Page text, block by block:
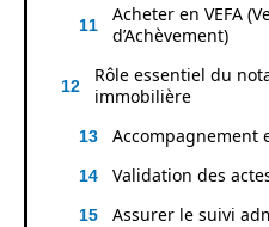
Acheter en VEFA
d’Achèvement)
Rôle essentiel du
immobilière
Accompagnement
Validation des
Assurer le suivi